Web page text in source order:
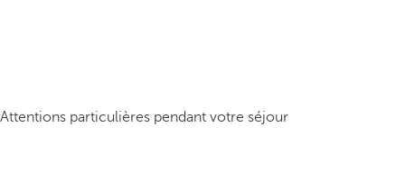
Attentions particulières pendant votre séjour